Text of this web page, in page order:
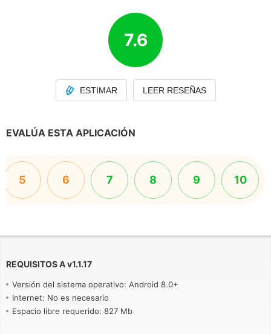
7.6
ESTIMAR LEER RESEÑAS
EVALÚA ESTA APLICACIÓN
5 6 7 8 9 10
REQUISITOS Av1.1.17
Versión del sistema operativo: Android 8.0+
Internet: No es necesario
Espacio libre requerido: 827 Mb